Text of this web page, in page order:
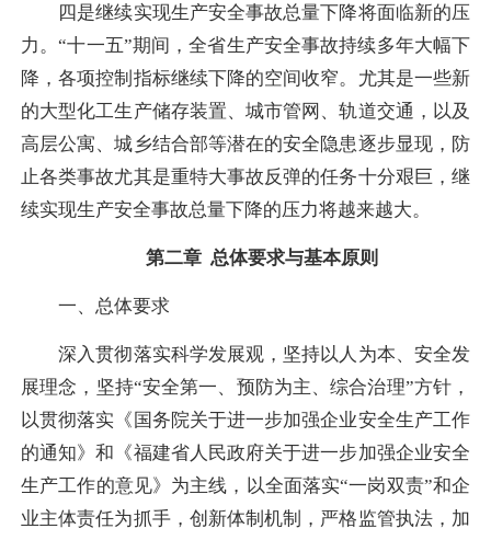
四是继续实现生产安全事故总量下降将面临新的压
力。“十一五”期间，全省生产安全事故持续多年大幅下
降，各项控制指标继续下降的空间收窄。尤其是一些新
的大型化工生产储存装置、城市管网、轨道交通，以及
高层公寓、城乡结合部等潜在的安全隐患逐步显现，防
止各类事故尤其是重特大事故反弹的任务十分艰巨，继
续实现生产安全事故总量下降的压力将越来越大。
第二章 总体要求与基本原则
一、总体要求
深入贯彻落实科学发展观，坚持以人为本、安全发
展理念，坚持“安全第一、预防为主、综合治理”方针，
以贯彻落实《国务院关于进一步加强企业安全生产工作
的通知》和《福建省人民政府关于进一步加强企业安全
生产工作的意见》为主线，以全面落实“一岗双责”和企
业主体责任为抓手，创新体制机制，严格监管执法，加